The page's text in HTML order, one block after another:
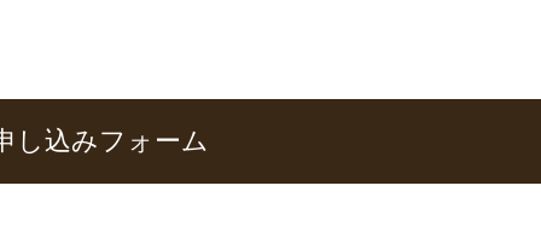
し込みフォーム